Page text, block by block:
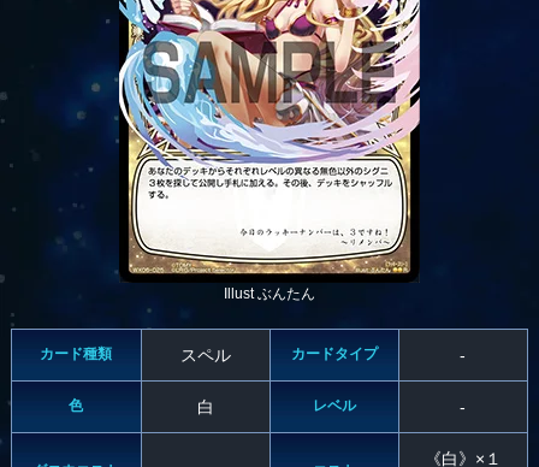
Illust ぶんたん
カード種類 スペル カードタイプ -
色 白 レベル -
《白》×１